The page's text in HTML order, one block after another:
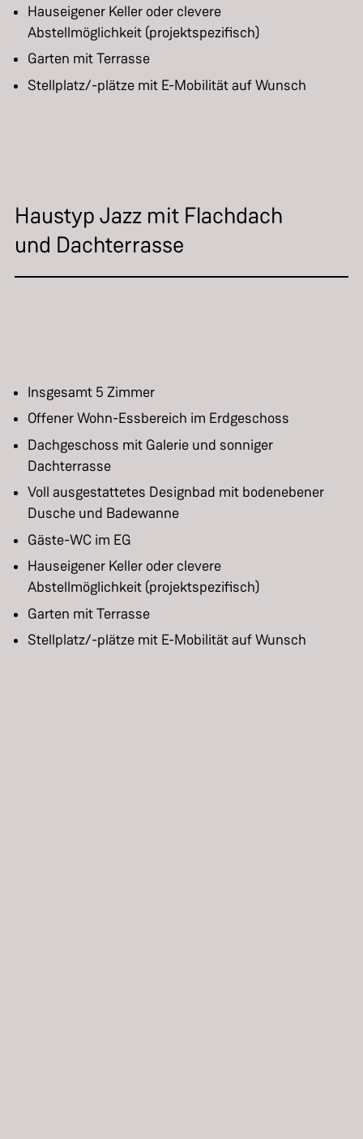
Hauseigener Keller oder clevere
Abstellmöglichkeit (projektspezifisch)
Garten mit Terrasse
Stellplatz/-plätze mit E-Mobilität auf Wunsch
Haustyp Jazz mit Flachdach
und Dachterrasse
Insgesamt 5 Zimmer
Offener Wohn-Essbereich im Erdgeschoss
Dachgeschoss mit Galerie und sonniger
Dachterrasse
Voll ausgestattetes Designbad mit bodenebener
Dusche und Badewanne
Gäste-WC im EG
Hauseigener Keller oder clevere
Abstellmöglichkeit (projektspezifisch)
Garten mit Terrasse
Stellplatz/-plätze mit E-Mobilität auf Wunsch